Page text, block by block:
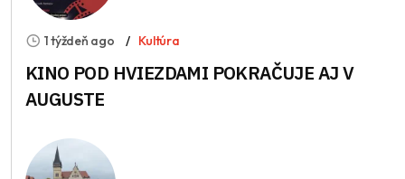
1 týždeň ago Kultúra
KINO POD HVIEZDAMI POKRAČUJE AJ V
AUGUSTE